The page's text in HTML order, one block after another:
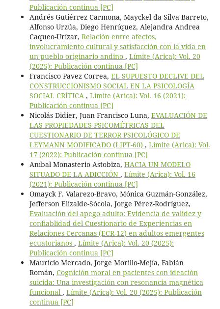
Publicación continua [PC]
Andrés Gutiérrez Carmona, Mayckel da Silva Barreto,
Alfonso Urzúa, Diego Henríquez, Alejandra Andrea
Caqueo-Urízar, Relación entre afectos,
involucramiento cultural y satisfacción con la vida en
un pueblo originario andino , Límite (Arica): Vol. 20
(2025): Publicación continua [PC]
Francisco Pavez Correa, EL SUPUESTO DECLIVE DEL
CONSTRUCCIONISMO SOCIAL EN LA PSICOLOGÍA
SOCIAL CRÍTICA , Límite (Arica): Vol. 16 (2021):
Publicación continua [PC]
Nicolás Didier, Juan Francisco Luna, EVALUACIÓN DE
LAS PROPIEDADES PSICOMÉTRICAS DEL
CUESTIONARIO DE TERROR PSICOLÓGICO DE
LEYMANN MODIFICADO (LIPT-60) , Límite (Arica): Vol.
17 (2022): Publicación continua [PC]
Aníbal Monasterio Astobiza, HACIA UN MODELO
SITUADO DE LA ADICCIÓN , Límite (Arica): Vol. 16
(2021): Publicación continua [PC]
Omayck F. Valarezo-Bravo, Mónica Guzmán-González,
Jefferson Elizalde-Sócola, Jorge Pérez-Rodríguez,
Evaluación del apego adulto: Evidencia de validez y
confiablidad del Cuestionario de Experiencias en
Relaciones Cercanas (ECR-12) en adultos emergentes
ecuatorianos , Límite (Arica): Vol. 20 (2025):
Publicación continua [PC]
Mauricio Mercado, Jorge Morillo-Mejía, Fabián
Román, Cognición moral en pacientes con ideación
suicida: Una investigación con resonancia magnética
funcional , Límite (Arica): Vol. 20 (2025): Publicación
continua [PC]